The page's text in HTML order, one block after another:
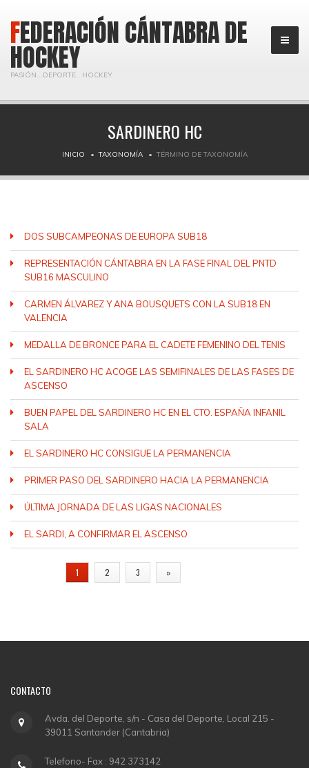
FEDERACIÓN CÁNTABRA DE
HOCKEY
PASIÓN...DEPORTE...HOCKEY
SARDINERO HC
INICIO TAXONOMÍA TÉRMINO DE TAXONOMÍA
DOS SUBCAMPEONAS DE EUROPA SUB18
REPRESENTACIÓN CÁNTABRA EN LA FASE FINAL DEL PNTD
SUB16 MASCULINO
CARMEN ÁLVAREZ Y ANA BOUSQUETS CON LA SUB18 EN
VALENCIA
MEDALLA DE BRONCE PARA EL CADETE FEMENINO DEL TENIS
EL SARDINERO HC ACOGE LAS SEMIFINALES DE LAS FASES DE
ASCENSO
BUEN PAPEL DEL SARDINERO HC EN EL CTO. ESPAÑA INFANIL
SALA
EL SARDINERO HC CONSIGUE LA PERMANENCIA
PRIMER PASO DEL SARDINERO HACIA LA PERMANENCIA
ÚLTIMA JORNADA DE LAS LIGAS NACIONALES
EL SARDI, A CONFIRMAR EL ASCENSO
1 2 3 »
CONTACTO
Avda. del Deporte, s/n - Casa del Deporte, Local 215 -
39011 Santander (Cantabria)
Telefono- Fax : 942 373142